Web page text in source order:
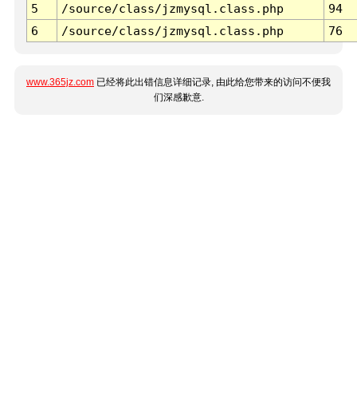
5
/source/class/jzmysql.class.php
94
6
/source/class/jzmysql.class.php 76
www.365jz.com 已经将此出错信息详细记录, 由此给您带来的访问不便我
们深感歉意.